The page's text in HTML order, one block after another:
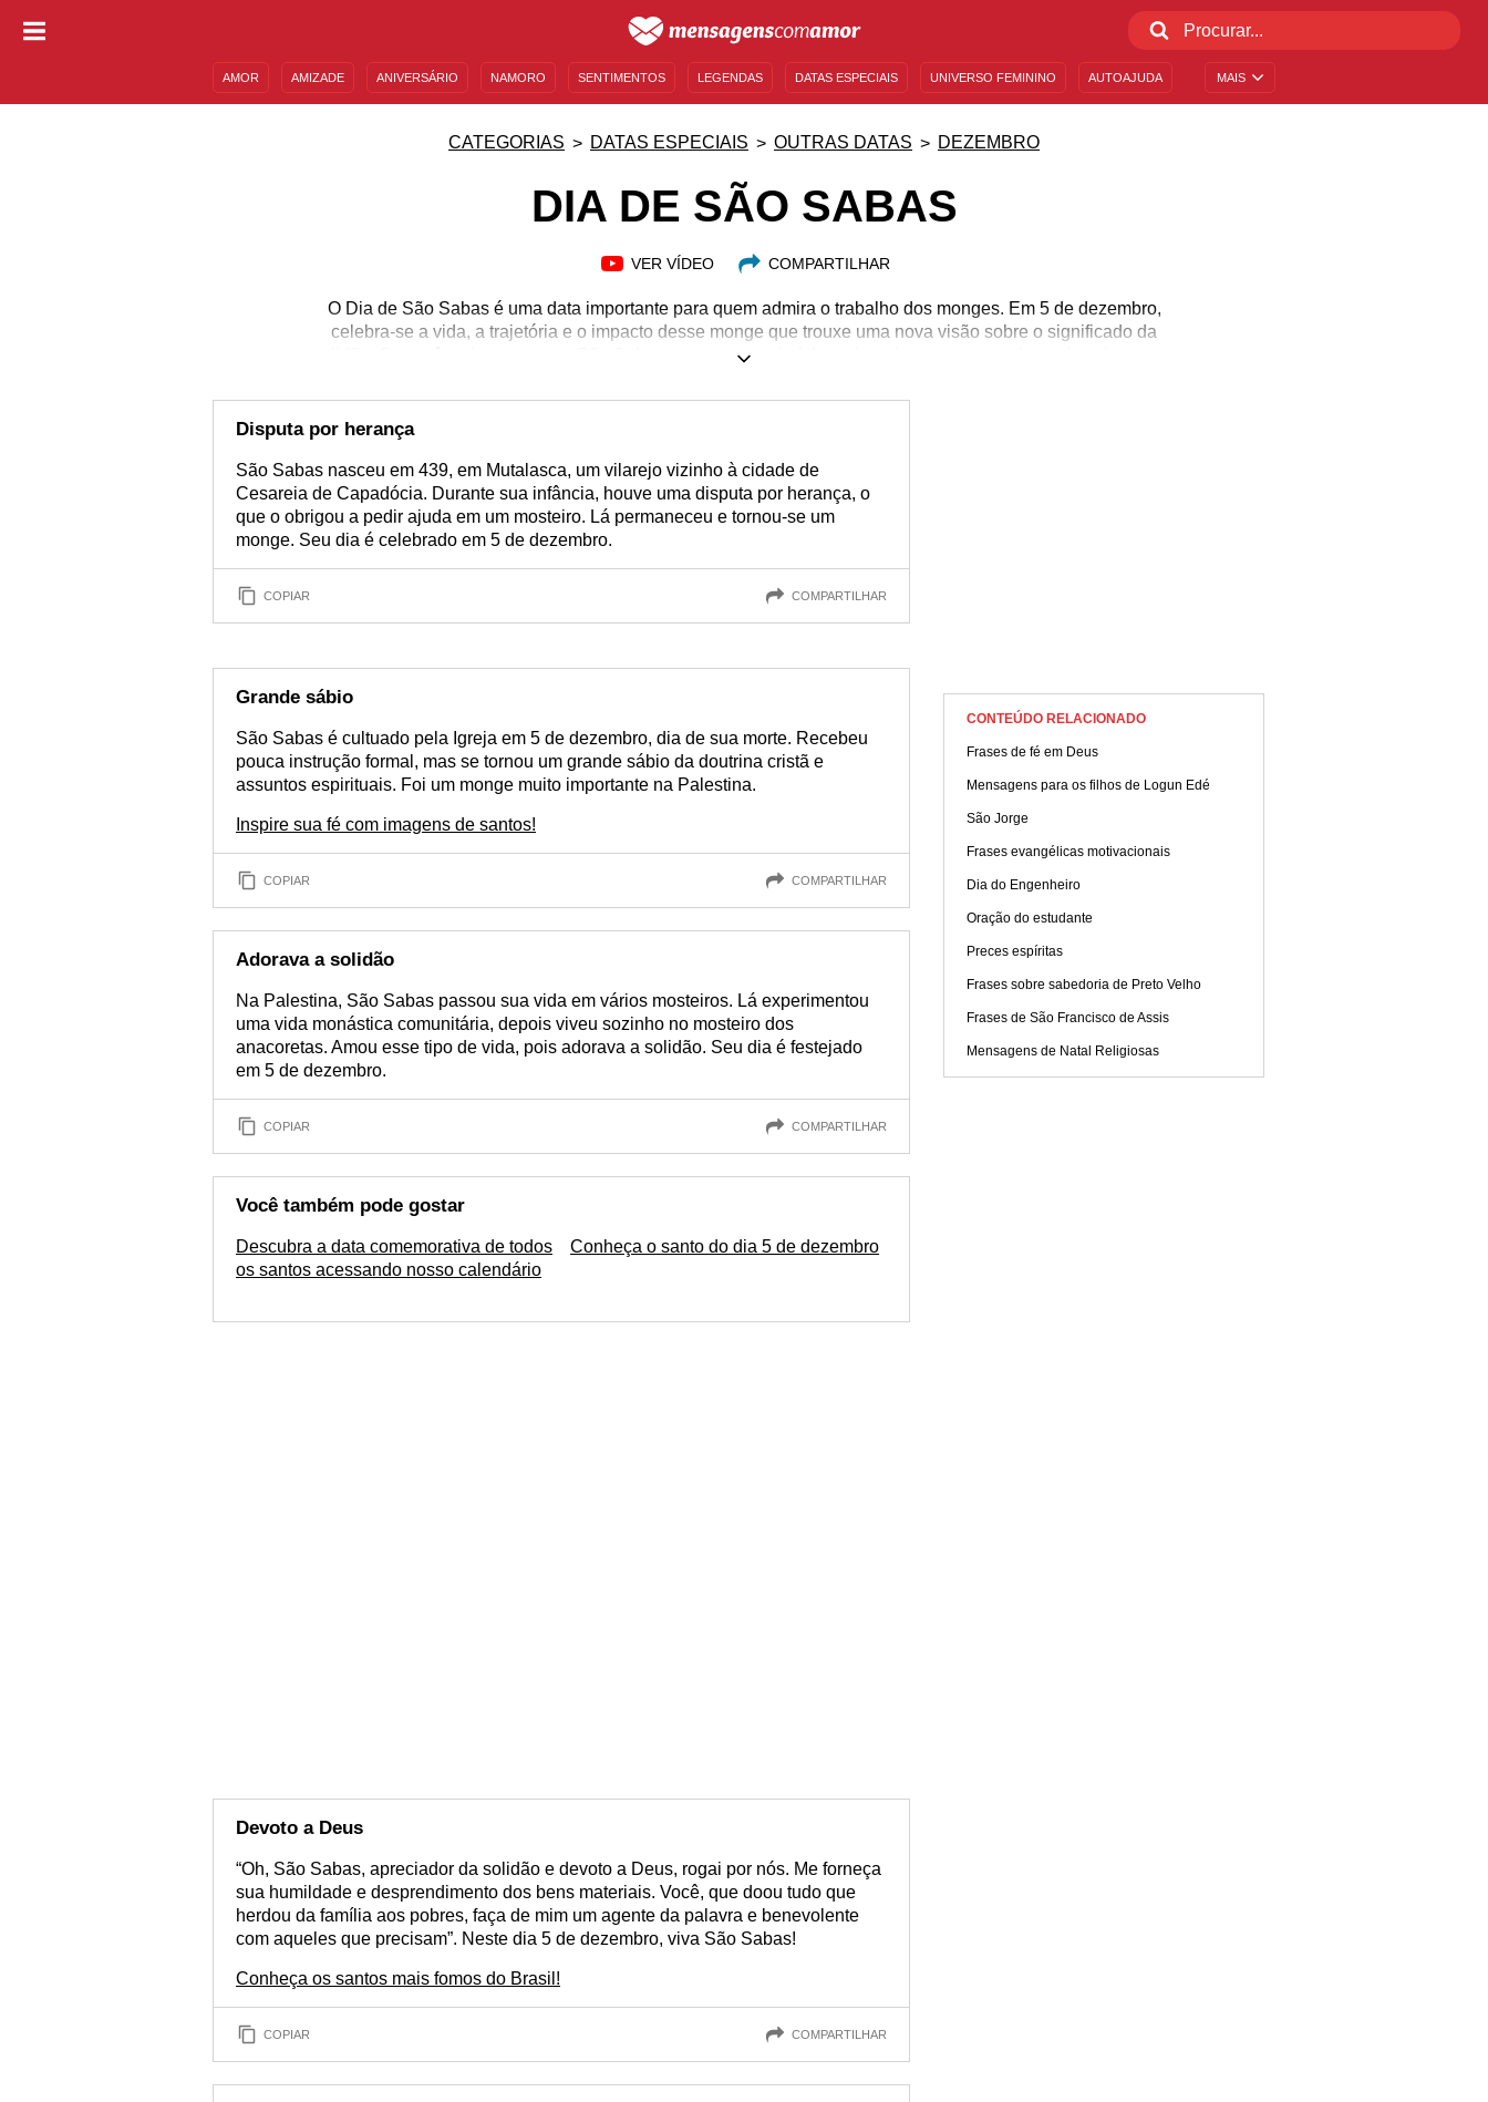
MAIS
AMOR AMIZADE ANIVERSÁRIO NAMORO SENTIMENTOS LEGENDAS DATAS ESPECIAIS UNIVERSO FEMININO AUTOAJUDA
CATEGORIAS DATAS ESPECIAIS OUTRAS DATAS DEZEMBRO
DIA DE SÃO SABAS
VER VÍDEO COMPARTILHAR
O Dia de São Sabas é uma data importante para quem admira o trabalho dos monges. Em 5 de dezembro,
celebra-se a vida, a trajetória e o impacto desse monge que trouxe uma nova visão sobre o significado da
solidão. Se você se interessa por São Sabas, se nunca ouviu falar sobre ele e quer aprender mais sobre ou se
conhecer os grandes feitos desse monge. Compartilhe as mensagens que preparamos para que mais pessoas
saibam sobre quem foi São Sabas e possam celebrar o dia 5 de dezembro com muita fé e com muito amor!
Disputa por herança
São Sabas nasceu em 439, em Mutalasca, um vilarejo vizinho à cidade de
Cesareia de Capadócia. Durante sua infância, houve uma disputa por herança, o
que o obrigou a pedir ajuda em um mosteiro. Lá permaneceu e tornou-se um
monge. Seu dia é celebrado em 5 de dezembro.
COPIAR COMPARTILHAR
Grande sábio
São Sabas é cultuado pela Igreja em 5 de dezembro, dia de sua morte. Recebeu
pouca instrução formal, mas se tornou um grande sábio da doutrina cristã e
assuntos espirituais. Foi um monge muito importante na Palestina.
Inspire sua fé com imagens de santos!
COPIAR COMPARTILHAR
Adorava a solidão
Na Palestina, São Sabas passou sua vida em vários mosteiros. Lá experimentou
uma vida monástica comunitária, depois viveu sozinho no mosteiro dos
anacoretas. Amou esse tipo de vida, pois adorava a solidão. Seu dia é festejado
em 5 de dezembro.
COPIAR COMPARTILHAR
Você também pode gostar
Descubra a data comemorativa de todos
os santos acessando nosso calendário
Conheça o santo do dia 5 de dezembro
Devoto a Deus
“Oh, São Sabas, apreciador da solidão e devoto a Deus, rogai por nós. Me forneça
sua humildade e desprendimento dos bens materiais. Você, que doou tudo que
herdou da família aos pobres, faça de mim um agente da palavra e benevolente
com aqueles que precisam”. Neste dia 5 de dezembro, viva São Sabas!
Conheça os santos mais fomos do Brasil!
COPIAR COMPARTILHAR
CONTEÚDO RELACIONADO
Frases de fé em Deus
Mensagens para os filhos de Logun Edé
São Jorge
Frases evangélicas motivacionais
Dia do Engenheiro
Oração do estudante
Preces espíritas
Frases sobre sabedoria de Preto Velho
Frases de São Francisco de Assis
Mensagens de Natal Religiosas